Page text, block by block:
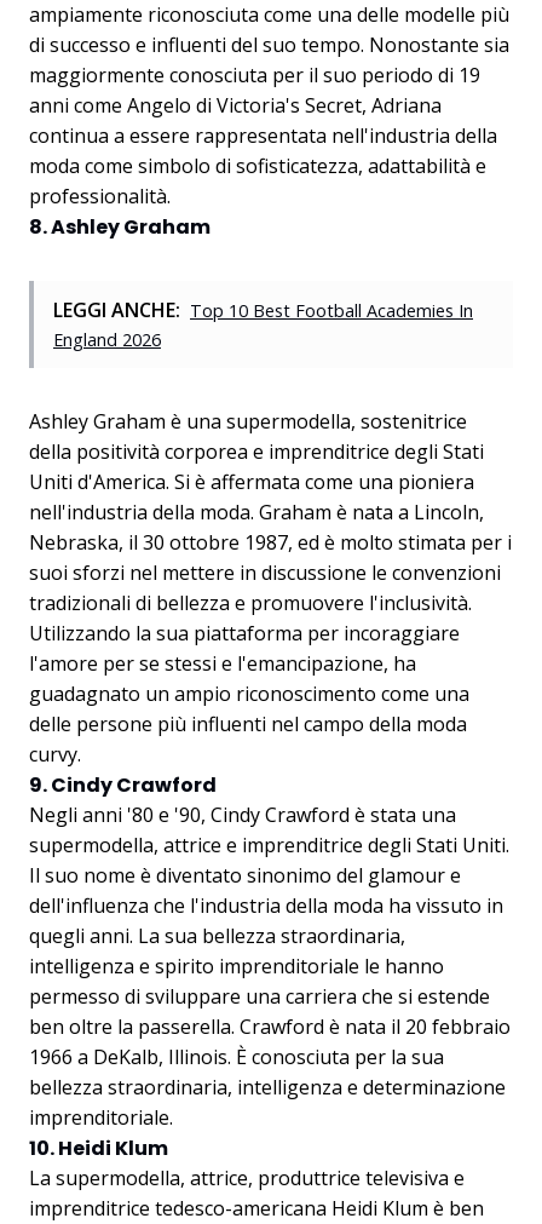
ampiamente riconosciuta come una delle modelle più
di successo e influenti del suo tempo. Nonostante sia
maggiormente conosciuta per il suo periodo di 19
anni come Angelo di Victoria's Secret, Adriana
continua a essere rappresentata nell'industria della
moda come simbolo di sofisticatezza, adattabilità e
professionalità.
8. Ashley Graham
LEGGI ANCHE: Top 10 Best Football Academies In
England 2026
Ashley Graham è una supermodella, sostenitrice
della positività corporea e imprenditrice degli Stati
Uniti d'America. Si è affermata come una pioniera
nell'industria della moda. Graham è nata a Lincoln,
Nebraska, il 30 ottobre 1987, ed è molto stimata per i
suoi sforzi nel mettere in discussione le convenzioni
tradizionali di bellezza e promuovere l'inclusività.
Utilizzando la sua piattaforma per incoraggiare
l'amore per se stessi e l'emancipazione, ha
guadagnato un ampio riconoscimento come una
delle persone più influenti nel campo della moda
curvy.
9. Cindy Crawford
Negli anni '80 e '90, Cindy Crawford è stata una
supermodella, attrice e imprenditrice degli Stati Uniti.
Il suo nome è diventato sinonimo del glamour e
dell'influenza che l'industria della moda ha vissuto in
quegli anni. La sua bellezza straordinaria,
intelligenza e spirito imprenditoriale le hanno
permesso di sviluppare una carriera che si estende
ben oltre la passerella. Crawford è nata il 20 febbraio
1966 a DeKalb, Illinois. È conosciuta per la sua
bellezza straordinaria, intelligenza e determinazione
imprenditoriale.
10. Heidi Klum
La supermodella, attrice, produttrice televisiva e
imprenditrice tedesco-americana Heidi Klum è ben